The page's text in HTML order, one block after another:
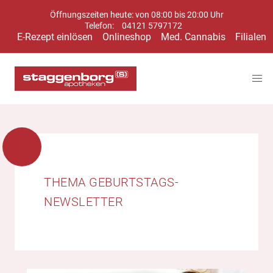
Öffnungszeiten heute: von 08:00 bis 20:00 Uhr
Telefon:
04121 5797172
E-Rezept einlösen Onlineshop Med. Cannabis Filialen
THEMA GEBURTSTAGS-
NEWSLETTER